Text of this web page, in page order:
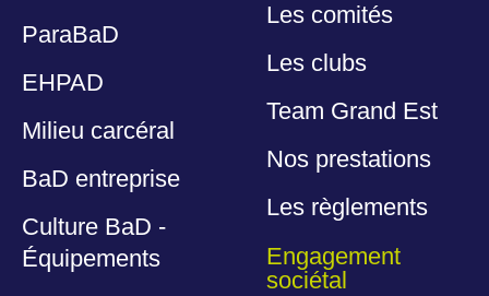
ParaBaD
EHPAD
Milieu carcéral
BaD entreprise
Culture BaD -
Équipements
Les comités
Les clubs
Team Grand Est
Nos prestations
Les règlements
Engagement
sociétal